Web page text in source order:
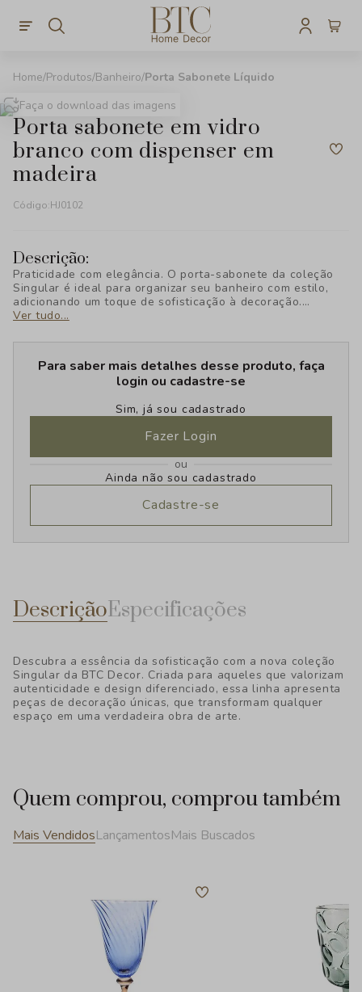
Produtos Banheiro Porta Sabonete Líquido
Faça o download das imagens
porta sabonete em vidro
branco com dispenser em
madeira
Código:HJ0102
Descrição:
Praticidade com elegância. O porta-sabonete da coleção
Singular é ideal para organizar seu banheiro com estilo,
adicionando um toque de sofisticação à decoração.
Descubra o charme exclusivo da BTC Decor!
Ver tudo...
Para saber mais detalhes desse produto, faça
login ou cadastre-se
Sim, já sou cadastrado
Fazer Login
ou
Ainda não sou cadastrado
Cadastre-se
DescriçãoEspecificações
Descubra a essência da sofisticação com a nova coleção
Singular da BTC Decor. Criada para aqueles que valorizam
autenticidade e design diferenciado, essa linha apresenta
peças de decoração únicas, que transformam qualquer
espaço em uma verdadeira obra de arte.
Quem comprou, comprou também
Mais VendidosLançamentosMais Buscados